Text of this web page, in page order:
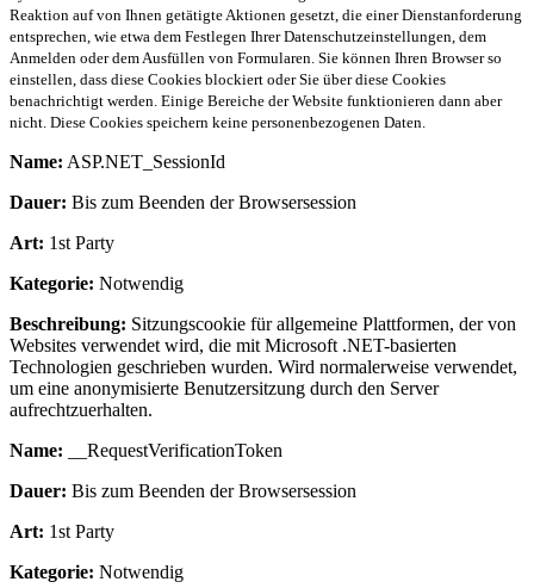
Reaktion auf von Ihnen getätigte Aktionen gesetzt, die einer Dienstanforderung
entsprechen, wie etwa dem Festlegen Ihrer Datenschutzeinstellungen, dem
Anmelden oder dem Ausfüllen von Formularen. Sie können Ihren Browser so
einstellen, dass diese Cookies blockiert oder Sie über diese Cookies
benachrichtigt werden. Einige Bereiche der Website funktionieren dann aber
nicht. Diese Cookies speichern keine personenbezogenen Daten.
Name: ASP.NET_SessionId
Dauer: Bis zum Beenden der Browsersession
Art: 1st Party
Kategorie: Notwendig
Beschreibung: Sitzungscookie für allgemeine Plattformen, der von
Websites verwendet wird, die mit Microsoft .NET-basierten
Technologien geschrieben wurden. Wird normalerweise verwendet,
um eine anonymisierte Benutzersitzung durch den Server
aufrechtzuerhalten.
Name: __RequestVerificationToken
Dauer: Bis zum Beenden der Browsersession
Art: 1st Party
Kategorie: Notwendig